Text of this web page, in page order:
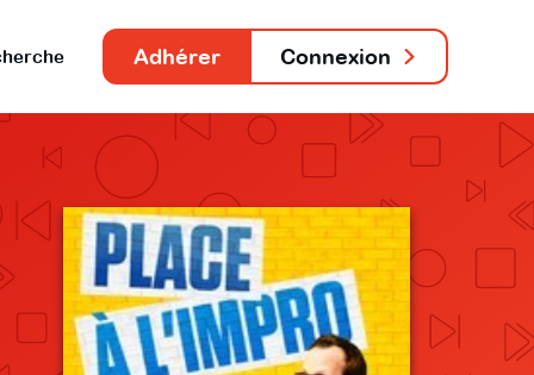
Adhérer Connexion